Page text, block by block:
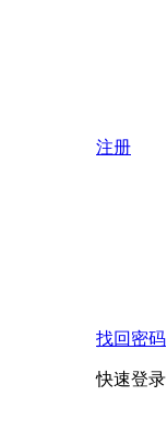
注册
找回密码
快速登录